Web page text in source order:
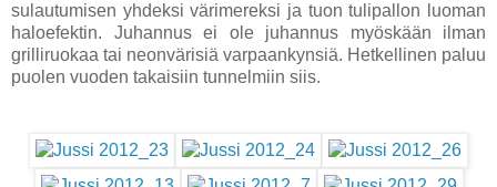
sulautumisen yhdeksi värimereksi ja tuon tulipallon luoman
haloefektin. Juhannus ei ole juhannus myöskään ilman
grilliruokaa tai neonvärisiä varpaankynsiä. Hetkellinen paluu
puolen vuoden takaisiin tunnelmiin siis.